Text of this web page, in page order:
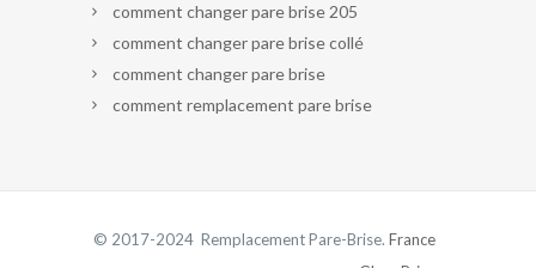
comment changer pare brise 205
comment changer pare brise collé
comment changer pare brise
comment remplacement pare brise
© 2017-2024 Remplacement Pare-Brise. France